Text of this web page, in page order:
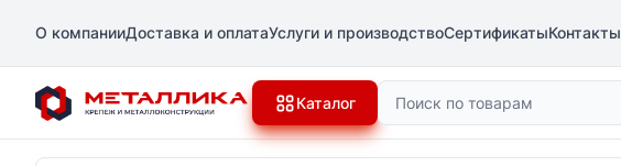
О компанииДоставка и оплатаУслуги и производствоСертификатыКонтакты
Каталог Поиск